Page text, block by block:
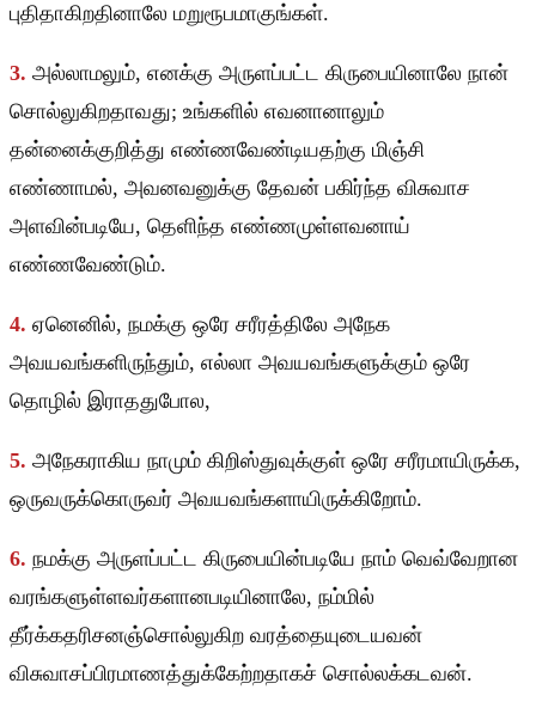
புதிதாகிறதினாலே மறுரூபமாகுங்கள்.
3. அல்லாமலும், எனக்கு அருளப்பட்ட கிருபையினாலே நான்
சொல்லுகிறதாவது; உங்களில் எவனானாலும்
தன்னைக்குறித்து எண்ணவேண்டியதற்கு மிஞ்சி
எண்ணாமல், அவனவனுக்கு தேவன் பகிர்ந்த விசுவாச
அளவின்படியே, தெளிந்த எண்ணமுள்ளவனாய்
எண்ணவேண்டும்.
4. ஏனெனில், நமக்கு ஒரே சரீரத்திலே அநேக
அவயவங்களிருந்தும், எல்லா அவயவங்களுக்கும் ஒரே
தொழில் இராததுபோல,
5. அநேகராகிய நாமும் கிறிஸ்துவுக்குள் ஒரே சரீரமாயிருக்க,
ஒருவருக்கொருவர் அவயவங்களாயிருக்கிறோம்.
6. நமக்கு அருளப்பட்ட கிருபையின்படியே நாம் வெவ்வேறான
வரங்களுள்ளவர்களானபடியினாலே, நம்மில்
தீர்க்கதரிசனஞ்சொல்லுகிற வரத்தையுடையவன்
விசுவாசப்பிரமாணத்துக்கேற்றதாகச் சொல்லக்கடவன்.